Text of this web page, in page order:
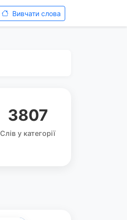
Вивчати слова
3807
Слів у категорії